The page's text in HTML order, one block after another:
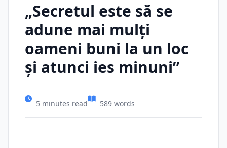
„Secretul este să se
adune mai mulți
oameni buni la un loc
și atunci ies minuni”
5 minutes read 589 words